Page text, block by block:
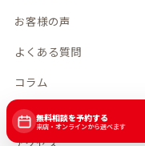
お客様の声
よくある質問
コラム
お知らせ無料相談を予約する
来店・オンラインから選べます